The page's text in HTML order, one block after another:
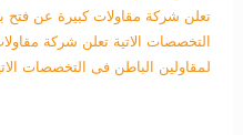
تعلن شركة مقاولات كبيرة عن فتح
التخصصات الاتية تعلن شركة
لمقاولين الباطن فى التخصصات